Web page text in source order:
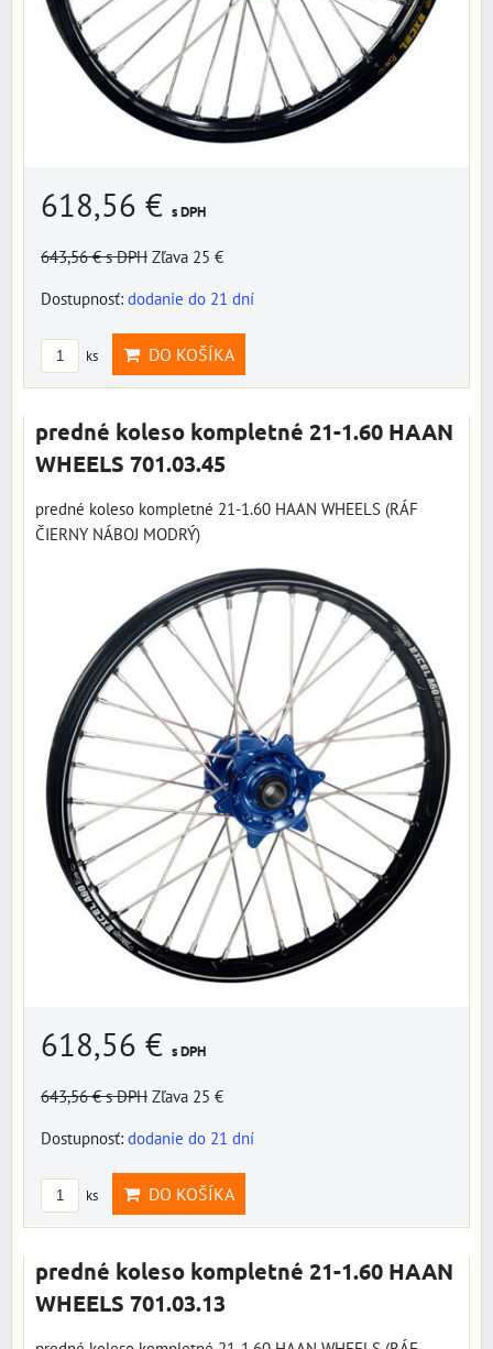
618,56 € s DPH
643,56 €s DPH Zľava 25 €
Dostupnosť: dodanie do 21 dní
ks DO KOŠÍKA
predné koleso kompletné 21-1.60 HAAN
WHEELS 701.03.45
predné koleso kompletné 21-1.60 HAAN WHEELS (RÁF
ČIERNY NÁBOJ MODRÝ)
618,56 € s DPH
643,56 €s DPH Zľava 25 €
Dostupnosť: dodanie do 21 dní
ks DO KOŠÍKA
predné koleso kompletné 21-1.60 HAAN
WHEELS 701.03.13